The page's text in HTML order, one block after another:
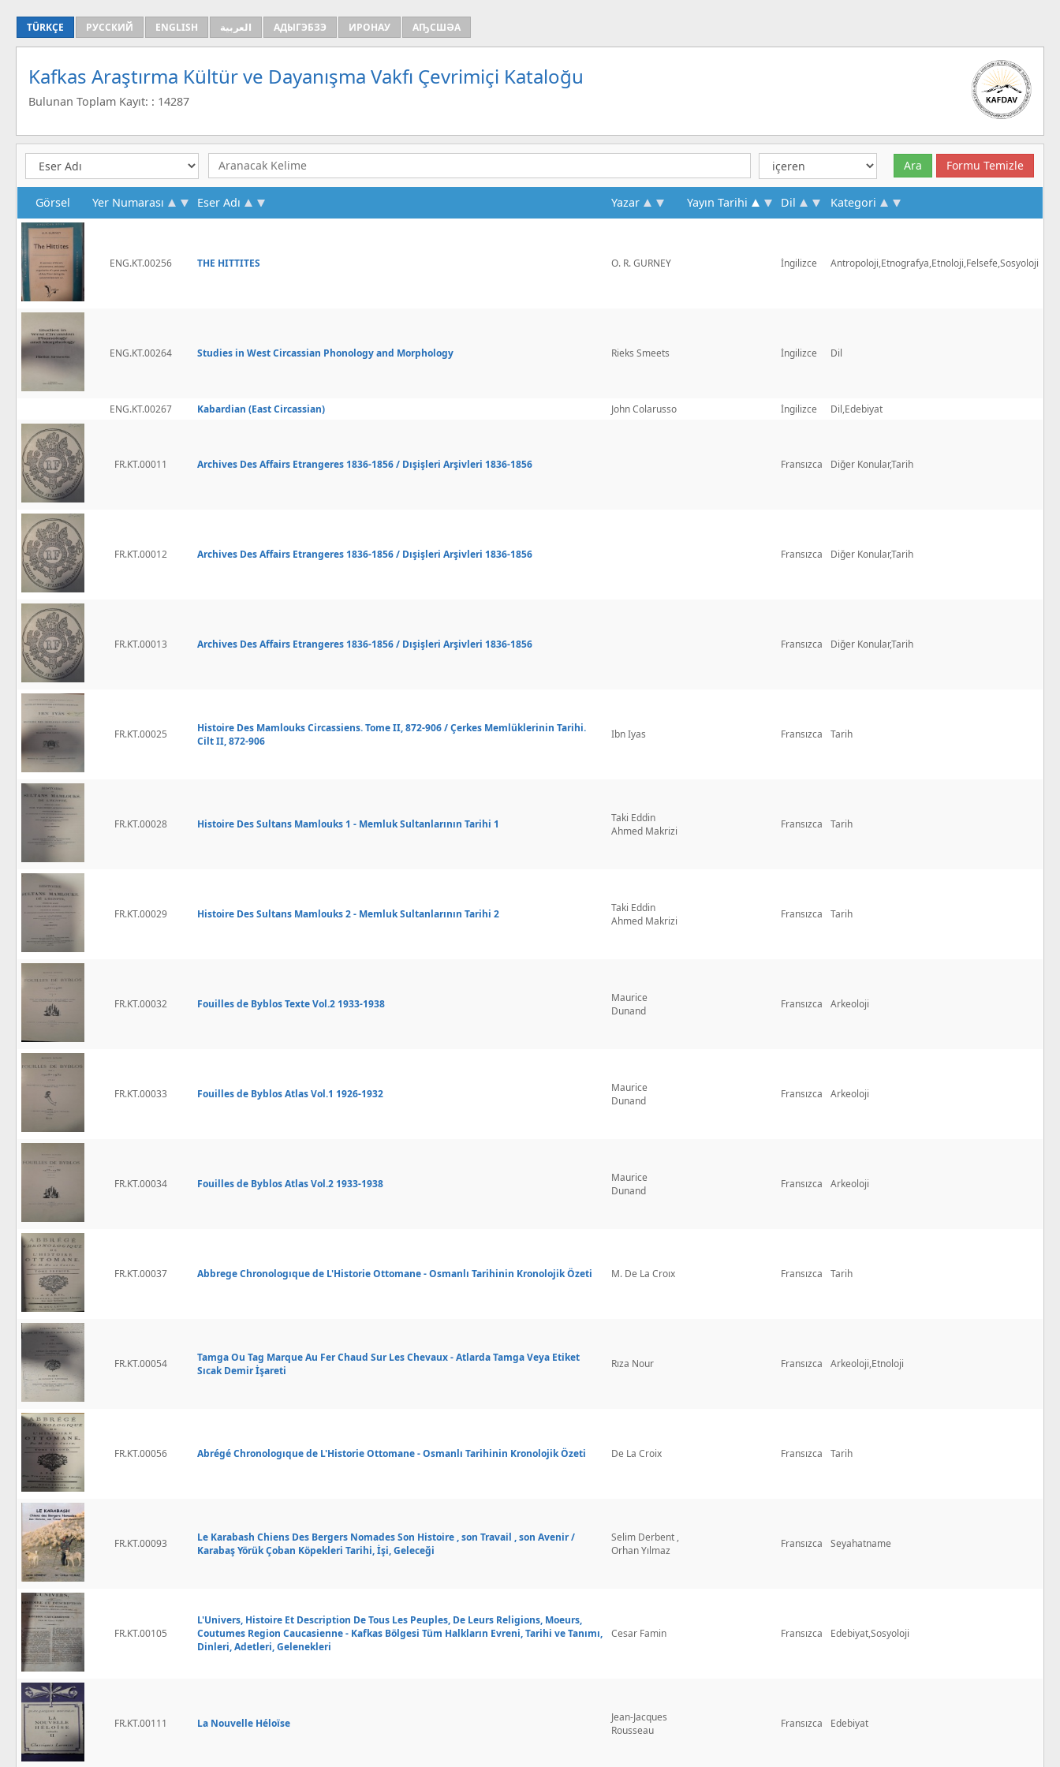
TÜRKÇE РУССКИЙ ENGLISH العربية АДЫГЭБЗЭ ИРОНАУ АҦСШӘА
Kafkas Araştırma Kültür ve Dayanışma Vakfı Çevrimiçi Kataloğu
Bulunan Toplam Kayıt: : 14287
Görsel Yer Numarası Eser Adı Yazar Yayın Tarihi Dil Kategori
ENG.KT.00256 THE HITTITES O. R. GURNEY İngilizce Antropoloji,Etnografya,Etnoloji,Felsefe,Sosyoloji
ENG.KT.00264 Studies in West Circassian Phonology and Morphology Rieks Smeets İngilizce Dil
ENG.KT.00267 Kabardian (East Circassian) John Colarusso İngilizce Dil,Edebiyat
FR.KT.00011 Archives Des Affairs Etrangeres 1836-1856 / Dışişleri Arşivleri 1836-1856 Fransızca Diğer Konular,Tarih
FR.KT.00012 Archives Des Affairs Etrangeres 1836-1856 / Dışişleri Arşivleri 1836-1856 Fransızca Diğer Konular,Tarih
FR.KT.00013 Archives Des Affairs Etrangeres 1836-1856 / Dışişleri Arşivleri 1836-1856 Fransızca Diğer Konular,Tarih
FR.KT.00025
Histoire Des Mamlouks Circassiens. Tome II, 872-906 / Çerkes Memlüklerinin Tarihi.
Cilt II, 872-906
Ibn Iyas Fransızca Tarih
FR.KT.00028 Histoire Des Sultans Mamlouks 1 - Memluk Sultanlarının Tarihi 1
Taki Eddin
Ahmed Makrizi
Fransızca Tarih
FR.KT.00029 Histoire Des Sultans Mamlouks 2 - Memluk Sultanlarının Tarihi 2
Taki Eddin
Ahmed Makrizi
Fransızca Tarih
FR.KT.00032 Fouilles de Byblos Texte Vol.2 1933-1938
Maurice
Dunand
Fransızca Arkeoloji
FR.KT.00033 Fouilles de Byblos Atlas Vol.1 1926-1932
Maurice
Dunand
Fransızca Arkeoloji
FR.KT.00034 Fouilles de Byblos Atlas Vol.2 1933-1938
Maurice
Dunand
Fransızca Arkeoloji
FR.KT.00037 Abbrege Chronologıque de L'Historie Ottomane - Osmanlı Tarihinin Kronolojik Özeti M. De La Croıx Fransızca Tarih
FR.KT.00054
Tamga Ou Tag Marque Au Fer Chaud Sur Les Chevaux - Atlarda Tamga Veya Etiket
Sıcak Demir İşareti
Rıza Nour Fransızca Arkeoloji,Etnoloji
FR.KT.00056 Abrégé Chronologıque de L'Historie Ottomane - Osmanlı Tarihinin Kronolojik Özeti De La Croix Fransızca Tarih
FR.KT.00093
Le Karabash Chiens Des Bergers Nomades Son Histoire , son Travail , son Avenir /
Karabaş Yörük Çoban Köpekleri Tarihi, İşi, Geleceği
Selim Derbent ,
Orhan Yılmaz
Fransızca Seyahatname
FR.KT.00105
L'Univers, Histoire Et Description De Tous Les Peuples, De Leurs Religions, Moeurs,
Coutumes Region Caucasienne - Kafkas Bölgesi Tüm Halkların Evreni, Tarihi ve Tanımı,
Dinleri, Adetleri, Gelenekleri
Cesar Famin Fransızca Edebiyat,Sosyoloji
FR.KT.00111 La Nouvelle Héloïse
Jean-Jacques
Rousseau
Fransızca Edebiyat